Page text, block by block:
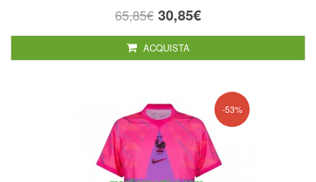
65,85€ 30,85€
ACQUISTA
-53%